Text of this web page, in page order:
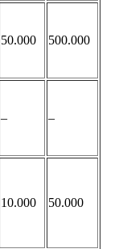
50.000 500.000
– –
10.000 50.000